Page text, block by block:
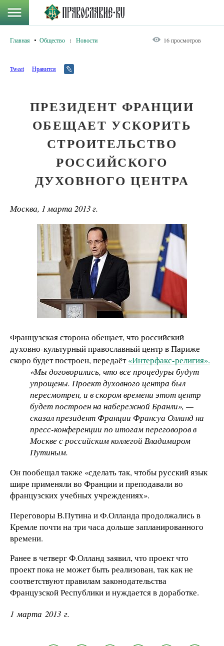
Главная Общество : Новости 16 просмотров
Tweet Нравится
ПРЕЗИДЕНТ ФРАНЦИИ
ОБЕЩАЕТ УСКОРИТЬ
СТРОИТЕЛЬСТВО
РОССИЙСКОГО
ДУХОВНОГО ЦЕНТРА
Москва, 1 марта 2013 г.
Французская сторона обещает, что российский
духовно-культурный православный центр в Париже
скоро будет построен, передаёт«Интерфакс-религия».
«Мы договорились, что все процедуры будут
упрощены. Проект духовного центра был
пересмотрен, и в скором времени этот центр
будет построен на набережной Бранли», —
сказал президент Франции Франсуа Олланд на
пресс-конференции по итогам переговоров в
Москве с российским коллегой Владимиром
Путиным.
Он пообещал также «сделать так, чтобы русский язык
шире применяли во Франции и преподавали во
французских учебных учреждениях».
Переговоры В.Путина и Ф.Олланда продолжались в
Кремле почти на три часа дольше запланированного
времени.
Ранее в четверг Ф.Олланд заявил, что проект что
проект пока не может быть реализован, так как не
соответствуют правилам законодательства
Французской Республики и нуждается в доработке.
1 марта 2013 г.